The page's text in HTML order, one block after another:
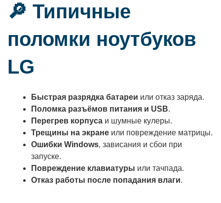
🔎 Типичные
поломки ноутбуков
LG
Быстрая разрядка батареи или отказ заряда.
Поломка разъёмов питания и USB.
Перегрев корпуса и шумные кулеры.
Трещины на экране или повреждение матрицы.
Ошибки Windows, зависания и сбои при
запуске.
Повреждение клавиатуры или тачпада.
Отказ работы после попадания влаги.